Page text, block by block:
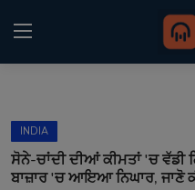
Home
INDIA
ਸੋਨੇ-ਚਾਂਦੀ ਦੀਆਂ ਕੀਮਤਾਂ 'ਚ ਵੱਡੀ
ਬਾਜ਼ਾਰ 'ਚ ਆਇਆ ਨਿਘਾਰ, ਜਾਣੋ